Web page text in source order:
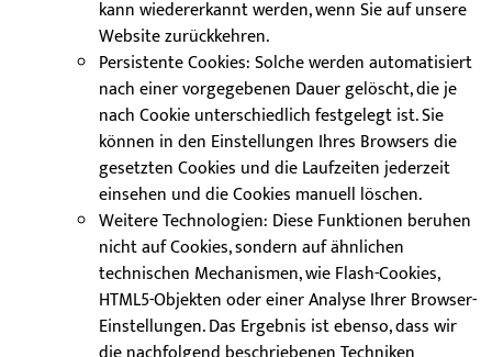
kann wiedererkannt werden, wenn Sie auf unsere
Website zurückkehren.
Persistente Cookies: Solche werden automatisiert
nach einer vorgegebenen Dauer gelöscht, die je
nach Cookie unterschiedlich festgelegt ist. Sie
können in den Einstellungen Ihres Browsers die
gesetzten Cookies und die Laufzeiten jederzeit
einsehen und die Cookies manuell löschen.
Weitere Technologien: Diese Funktionen beruhen
nicht auf Cookies, sondern auf ähnlichen
technischen Mechanismen, wie Flash-Cookies,
HTML5-Objekten oder einer Analyse Ihrer Browser-
Einstellungen. Das Ergebnis ist ebenso, dass wir